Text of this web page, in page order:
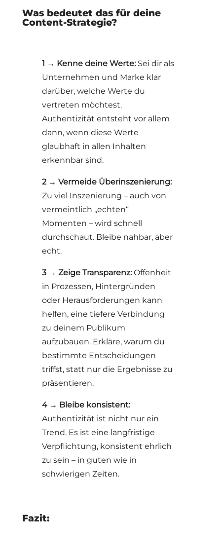
Was bedeutet das für deine
Content-Strategie?
1 → Kenne deine Werte:Sei dir als
Unternehmen und Marke klar
darüber, welche Werte du
vertreten möchtest.
Authentizität entsteht vor allem
dann, wenn diese Werte
glaubhaft in allen Inhalten
erkennbar sind.
2 → Vermeide Überinszenierung:
Zu viel Inszenierung – auch von
vermeintlich „echten“
Momenten – wird schnell
durchschaut. Bleibe nahbar, aber
echt.
3 → Zeige Transparenz:Offenheit
in Prozessen, Hintergründen
oder Herausforderungen kann
helfen, eine tiefere Verbindung
zu deinem Publikum
aufzubauen. Erkläre, warum du
bestimmte Entscheidungen
triffst, statt nur die Ergebnisse zu
präsentieren.
4 → Bleibe konsistent:
Authentizität ist nicht nur ein
Trend. Es ist eine langfristige
Verpflichtung, konsistent ehrlich
zu sein – in guten wie in
schwierigen Zeiten.
Fazit: